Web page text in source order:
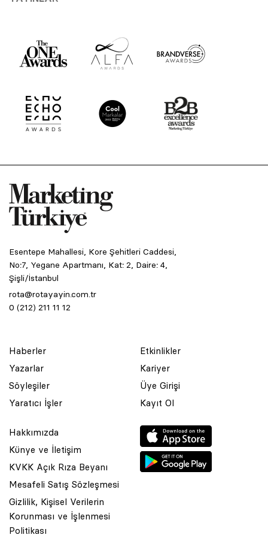
Esentepe Mahallesi, Kore Şehitleri Caddesi,
No:7, Yegane Apartmanı, Kat: 2, Daire: 4,
Şişli/İstanbul
rota@rotayayin.com.tr
0 (212) 211 11 12
Haberler
Yazarlar
Söyleşiler
Yaratıcı İşler
Etkinlikler
Kariyer
Üye Girişi
Kayıt Ol
Hakkımızda
Künye ve İletişim
KVKK Açık Rıza Beyanı
Mesafeli Satış Sözleşmesi
Gizlilik, Kişisel Verilerin
Korunması ve İşlenmesi
Politikası
© 2001 Rota Yayın Yapım Tanıtım Tic. Ltd. Şti. Bu Sitede Bulunan